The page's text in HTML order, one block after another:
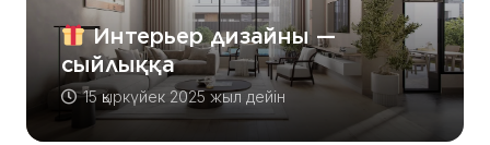
Интерьер дизайны —
сыйлыққа
15 қыркүйек 2025 жылдейін